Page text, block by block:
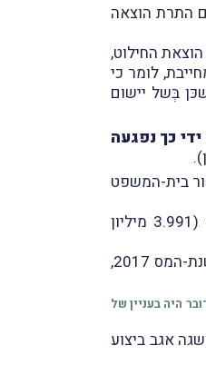
התרת הוצאה
את שלילת הוצאת החילוט,
לומר כי
בְּשל יישום
כך נפגעה
הן 2010 עד 2015 ואילו גזר הדין, ובו אישור בית-המשפט
השופט קבע, כי לפחות במקרה זה יש להיצמד למועד החילוט בצו בית-המשפט בשנת-המס 2017, וזאת חֵרף העובדה שחֵלק הארי של הכסף (3.991 מיליון
דהיינו, תיווצר בידי המערער הוצאה עסקית בסך 5 מיליון ש"ח המיוחסת לשנת-המס 2017; וככל שאין בידי המערער לנַכּוֹת את מלוא ההוצאה בשנת-המס 2017,
מסכום החילוט מדובר היה בעניין של
היא הושגה אגב ביצוע